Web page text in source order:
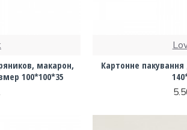
макарон,
100*100*35
Картонне